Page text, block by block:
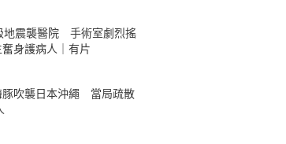
地震襲醫院 手術室劇烈搖
身護病人｜有片
豚吹襲日本沖繩 當局疏散